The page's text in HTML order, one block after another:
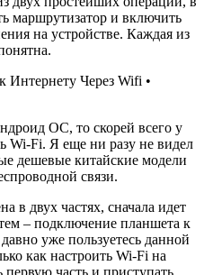
маршрутизатор и включить
на устройстве. Каждая из
ОС, то скорей всего у
Wi-Fi. Я еще ни разу не видел
дешевые китайские модели
связи.
в двух частях, сначала идет
– подключение планшета к
уже пользуетесь данной
как настроить Wi-Fi на
часть и приступать